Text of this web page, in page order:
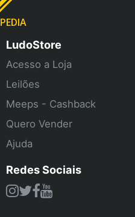
PEDIA
LudoStore
Acesso a Loja
Leilões
Meeps - Cashback
Quero Vender
Ajuda
Redes Sociais